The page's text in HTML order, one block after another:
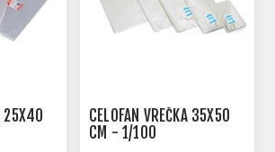
25X40
CELOFAN VREČKA 35X50
CM - 1/100